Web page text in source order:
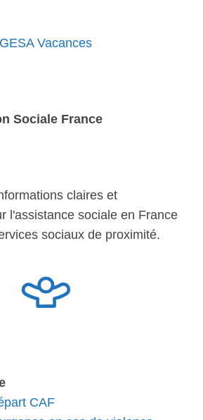
Vacances
Sociale France
claires et
l'assistance sociale en France
sociaux de proximité.
CAF